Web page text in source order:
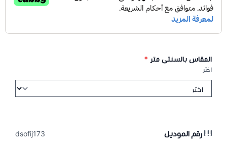
المقاس بالسنتي متر *
اختر
رقم الموديل dsofij173